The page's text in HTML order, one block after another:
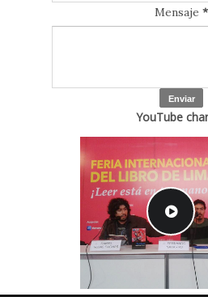
Mensaje *
YouTube